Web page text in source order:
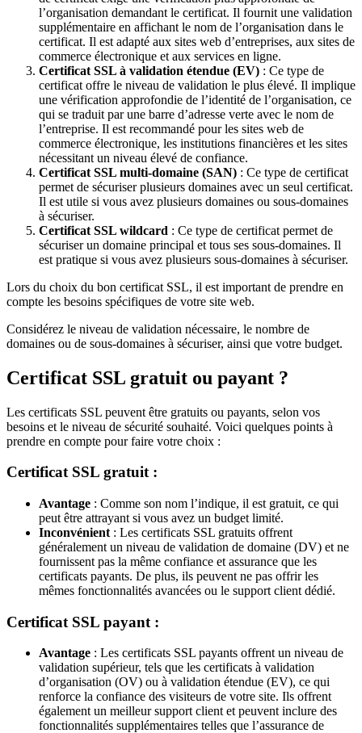
l’organisation demandant le certificat. Il fournit une validation
supplémentaire en affichant le nom de l’organisation dans le
certificat. Il est adapté aux sites web d’entreprises, aux sites de
commerce électronique et aux services en ligne.
Certificat SSL à validation étendue (EV) : Ce type de
certificat offre le niveau de validation le plus élevé. Il implique
une vérification approfondie de l’identité de l’organisation, ce
qui se traduit par une barre d’adresse verte avec le nom de
l’entreprise. Il est recommandé pour les sites web de
commerce électronique, les institutions financières et les sites
nécessitant un niveau élevé de confiance.
Certificat SSL multi-domaine (SAN) : Ce type de certificat
permet de sécuriser plusieurs domaines avec un seul certificat.
Il est utile si vous avez plusieurs domaines ou sous-domaines
à sécuriser.
Certificat SSL wildcard : Ce type de certificat permet de
sécuriser un domaine principal et tous ses sous-domaines. Il
est pratique si vous avez plusieurs sous-domaines à sécuriser.
Lors du choix du bon certificat SSL, il est important de prendre en
compte les besoins spécifiques de votre site web.
Considérez le niveau de validation nécessaire, le nombre de
domaines ou de sous-domaines à sécuriser, ainsi que votre budget.
Certificat SSL gratuit ou payant ?
Les certificats SSL peuvent être gratuits ou payants, selon vos
besoins et le niveau de sécurité souhaité. Voici quelques points à
prendre en compte pour faire votre choix :
Certificat SSL gratuit :
Avantage : Comme son nom l’indique, il est gratuit, ce qui
peut être attrayant si vous avez un budget limité.
Inconvénient : Les certificats SSL gratuits offrent
généralement un niveau de validation de domaine (DV) et ne
fournissent pas la même confiance et assurance que les
certificats payants. De plus, ils peuvent ne pas offrir les
mêmes fonctionnalités avancées ou le support client dédié.
Certificat SSL payant :
Avantage : Les certificats SSL payants offrent un niveau de
validation supérieur, tels que les certificats à validation
d’organisation (OV) ou à validation étendue (EV), ce qui
renforce la confiance des visiteurs de votre site. Ils offrent
également un meilleur support client et peuvent inclure des
fonctionnalités supplémentaires telles que l’assurance de